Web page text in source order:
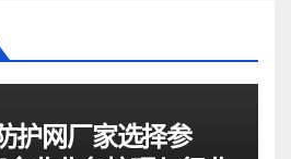
护网厂家选择参